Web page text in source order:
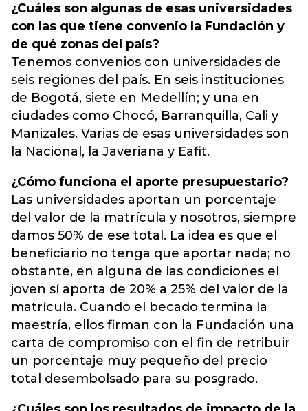
¿Cuáles son algunas de esas universidades
con las que tiene convenio la Fundación y
de qué zonas del país?
Tenemos convenios con universidades de
seis regiones del país. En seis instituciones
de Bogotá, siete en Medellín; y una en
ciudades como Chocó, Barranquilla, Cali y
Manizales. Varias de esas universidades son
la Nacional, la Javeriana y Eafit.
¿Cómo funciona el aporte presupuestario?
Las universidades aportan un porcentaje
del valor de la matrícula y nosotros, siempre
damos 50% de ese total. La idea es que el
beneficiario no tenga que aportar nada; no
obstante, en alguna de las condiciones el
joven sí aporta de 20% a 25% del valor de la
matrícula. Cuando el becado termina la
maestría, ellos firman con la Fundación una
carta de compromiso con el fin de retribuir
un porcentaje muy pequeño del precio
total desembolsado para su posgrado.